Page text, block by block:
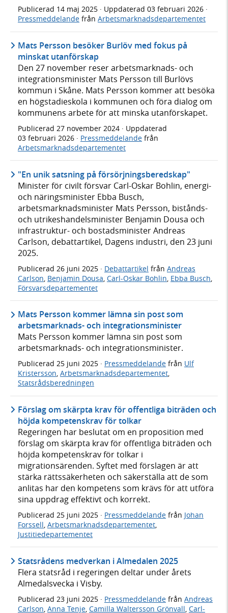
Publicerad 14 maj 2025 · Uppdaterad 03 februari 2026 ·
Pressmeddelande från Arbetsmarknadsdepartementet
Mats Persson besöker Burlöv med fokus på
minskat utanförskap
Den 27 november reser arbetsmarknads- och
integrationsminister Mats Persson till Burlövs
kommun i Skåne. Mats Persson kommer att besöka
en högstadieskola i kommunen och föra dialog om
kommunens arbete för att minska utanförskapet.
Publicerad 27 november 2024 · Uppdaterad
03 februari 2026 · Pressmeddelande från
Arbetsmarknadsdepartementet
"En unik satsning på försörjningsberedskap"
Minister för civilt försvar Carl-Oskar Bohlin, energi-
och näringsminister Ebba Busch,
arbetsmarknadsminister Mats Persson, bistånds-
och utrikeshandelsminister Benjamin Dousa och
infrastruktur- och bostadsminister Andreas
Carlson, debattartikel, Dagens industri, den 23 juni
2025.
Publicerad 26 juni 2025 · Debattartikel från Andreas
Carlson Benjamin Dousa Carl-Oskar Bohlin Ebba Busch
Försvarsdepartementet
Mats Persson kommer lämna sin post som
arbetsmarknads- och integrationsminister
Mats Persson kommer lämna sin post som
arbetsmarknads- och integrationsminister.
Publicerad 25 juni 2025 · Pressmeddelande från Ulf
Kristersson, Arbetsmarknadsdepartementet,
Statsrådsberedningen
Förslag om skärpta krav för offentliga biträden och
höjda kompetenskrav för tolkar
Regeringen har beslutat om en proposition med
förslag om skärpta krav för offentliga biträden och
höjda kompetenskrav för tolkar i
migrationsärenden. Syftet med förslagen är att
stärka rättssäkerheten och säkerställa att de som
anlitas har den kompetens som krävs för att utföra
sina uppdrag effektivt och korrekt.
Publicerad 25 juni 2025 · Pressmeddelande från Johan
Forssell, Arbetsmarknadsdepartementet,
Justitiedepartementet
Statsrådens medverkan i Almedalen 2025
Flera statsråd i regeringen deltar under årets
Almedalsvecka i Visby.
Publicerad 23 juni 2025 · Pressmeddelande från Andreas
Carlson Anna Tenje Camilla Waltersson Grönvall Carl-